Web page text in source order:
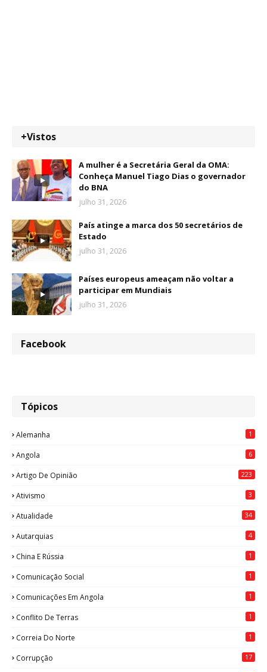
+Vistos
A mulher é a Secretária Geral da OMA:
Conheça Manuel Tiago Dias o governador
do BNA
julho 31, 2026
País atinge a marca dos 50 secretários de
Estado
julho 31, 2026
Países europeus ameaçam não voltar a
participar em Mundiais
julho 31, 2026
Facebook
Tópicos
Alemanha 1
Angola 6
Artigo De Opinião 223
Ativismo 3
Atualidade 34
Autarquias 4
China E Rússia 1
Comunicação Social 1
Comunicações Em Angola 1
Conflito De Terras 1
Correia Do Norte 1
Corrupção 17